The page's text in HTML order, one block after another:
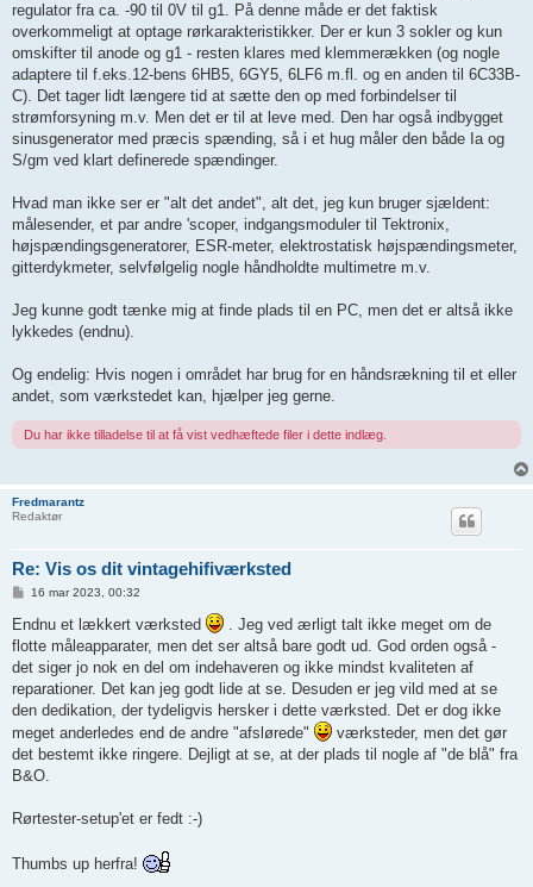
regulator fra ca. -90 til 0V til g1. På denne måde er det faktisk
overkommeligt at optage rørkarakteristikker. Der er kun 3 sokler og kun
omskifter til anode og g1 - resten klares med klemmerækken (og nogle
adaptere til f.eks.12-bens 6HB5, 6GY5, 6LF6 m.fl. og en anden til 6C33B-
C). Det tager lidt længere tid at sætte den op med forbindelser til
strømforsyning m.v. Men det er til at leve med. Den har også indbygget
sinusgenerator med præcis spænding, så i et hug måler den både Ia og
S/gm ved klart definerede spændinger.
Hvad man ikke ser er "alt det andet", alt det, jeg kun bruger sjældent:
målesender, et par andre 'scoper, indgangsmoduler til Tektronix,
højspændingsgeneratorer, ESR-meter, elektrostatisk højspændingsmeter,
gitterdykmeter, selvfølgelig nogle håndholdte multimetre m.v.
Jeg kunne godt tænke mig at finde plads til en PC, men det er altså ikke
lykkedes (endnu).
Og endelig: Hvis nogen i området har brug for en håndsrækning til et eller
andet, som værkstedet kan, hjælper jeg gerne.
Du har ikke tilladelse til at få vist vedhæftede filer i dette indlæg.
Fredmarantz
Redaktør
Re: Vis os dit vintagehifiværksted
d
æ
g
16 mar 2023, 00:32
Endnu et lækkert værksted
. Jeg ved ærligt talt ikke meget om de
flotte måleapparater, men det ser altså bare godt ud. God orden også -
det siger jo nok en del om indehaveren og ikke mindst kvaliteten af
reparationer. Det kan jeg godt lide at se. Desuden er jeg vild med at se
den dedikation, der tydeligvis hersker i dette værksted. Det er dog ikke
meget anderledes end de andre "afslørede"
værksteder, men det gør
det bestemt ikke ringere. Dejligt at se, at der plads til nogle af "de blå" fra
B&O.
Rørtester-setup'et er fedt :-)
Thumbs up herfra!